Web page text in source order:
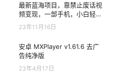
最新蓝海项目，靠禁止废话视
频变现，一部手机，小白轻松
月入过万！
23年11月16日
安卓 MXPlayer v1.61.6 去广
告纯净版
23年4月17日